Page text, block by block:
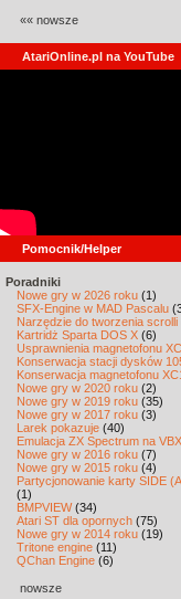
«« nowsze
AtariOnline.pl na YouTube
Pomocnik/Helper
Poradniki
Nowe gry w 2026 roku (1)
SFX-Engine w MAD Pascalu
Narzędzie do tworzenia scrolli
Kartridż Sparta DOS X (6)
Usprawnienia magnetofonu
Konserwacja stacji dysków
Konserwacja magnetofonu
Nowe gry w 2020 roku (2)
Nowe gry w 2019 roku (35)
Nowe gry w 2017 roku (3)
Larek pokazuje (40)
Emulacja ZX Spectrum na
Nowe gry w 2016 roku (7)
Nowe gry w 2015 roku (4)
Partycjonowanie karty SIDE
(1)
BMPVIEW(34)
Atari ST dla opornych (75)
Nowe gry w 2014 roku (19)
Tritone engine (11)
QChan Engine (6)
nowsze